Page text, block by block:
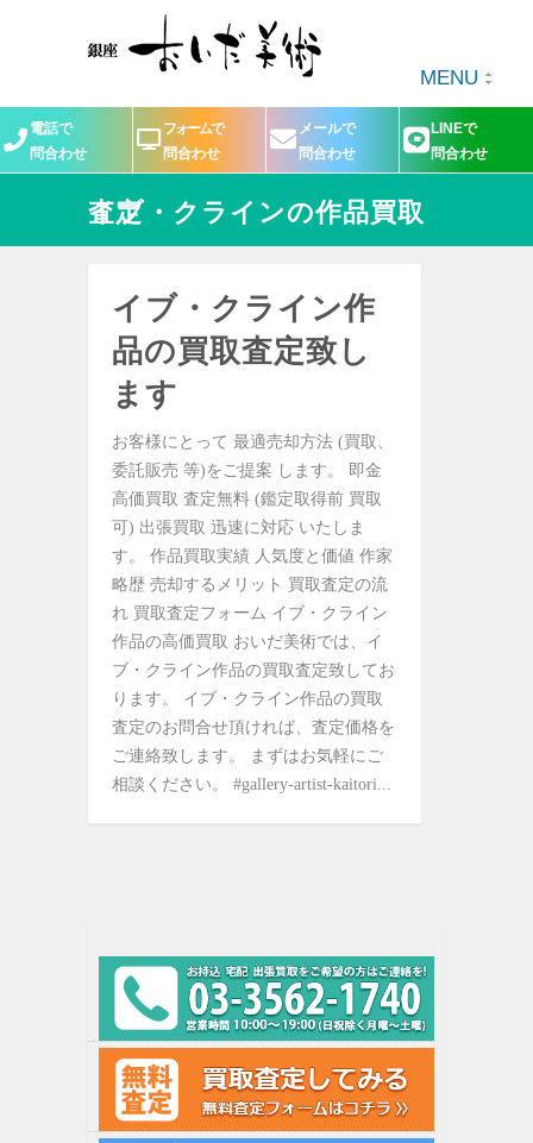
MENU
電話で
問合わせ
フォームで
問合わせ
メールで
問合わせ
LINEで
問合わせ
イブ・クラインの作品買取査定
イブ・クライン作
品の買取査定致し
ます
お客様にとって 最適売却方法 (買取、
委託販売 等)をご提案 します。 即金
高価買取 査定無料 (鑑定取得前 買取
可) 出張買取 迅速に対応 いたしま
す。 作品買取実績 人気度と価値 作家
略歴 売却するメリット 買取査定の流
れ 買取査定フォーム イブ・クライン
作品の高価買取 おいだ美術では、イ
ブ・クライン作品の買取査定致してお
ります。 イブ・クライン作品の買取
査定のお問合せ頂ければ、査定価格を
ご連絡致します。 まずはお気軽にご
相談ください。 #gallery-artist-kaitori...